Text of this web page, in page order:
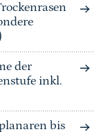
der
inkl.
bis